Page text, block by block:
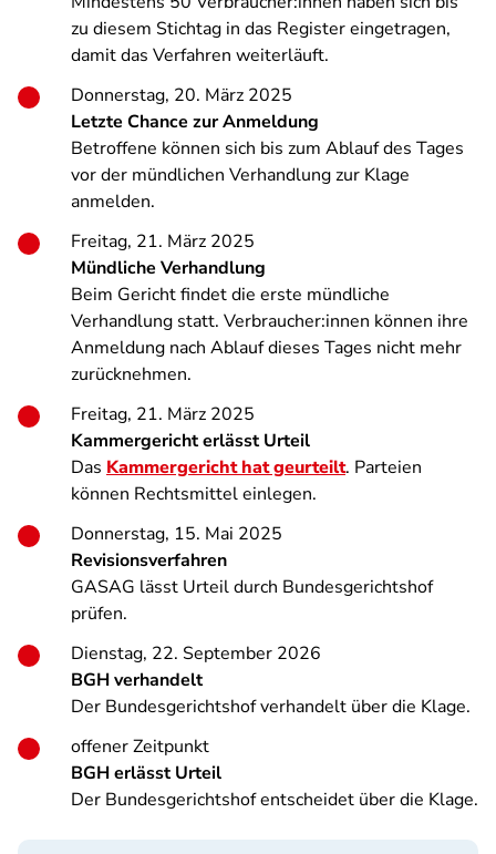
zu diesem Stichtag in das Register eingetragen,
damit das Verfahren weiterläuft.
Donnerstag, 20. März 2025
Letzte Chance zur Anmeldung
Betroffene können sich bis zum Ablauf des Tages
vor der mündlichen Verhandlung zur Klage
anmelden.
Freitag, 21. März 2025
Mündliche Verhandlung
Beim Gericht findet die erste mündliche
Verhandlung statt. Verbraucher:innen können ihre
Anmeldung nach Ablauf dieses Tages nicht mehr
zurücknehmen.
Freitag, 21. März 2025
Kammergericht erlässt Urteil
Das Kammergericht hat geurteilt. Parteien
können Rechtsmittel einlegen.
Donnerstag, 15. Mai 2025
Revisionsverfahren
GASAG lässt Urteil durch Bundesgerichtshof
prüfen.
Dienstag, 22. September 2026
BGH verhandelt
Der Bundesgerichtshof verhandelt über die Klage.
offener Zeitpunkt
BGH erlässt Urteil
Der Bundesgerichtshof entscheidet über die Klage.